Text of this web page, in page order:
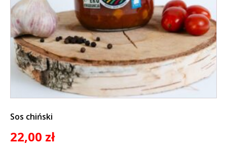
Sos chiński
22,00 zł